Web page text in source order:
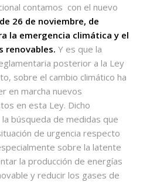
contamos con el nuevo
26 de noviembre, de
la emergencia climática y el
renovables. Y es que la
posterior a la Ley
sobre el cambio climático ha
en marcha nuevos
en esta Ley. Dicho
búsqueda de medidas que
de urgencia respecto
sobre la latente
la producción de energías
y reducir los gases de